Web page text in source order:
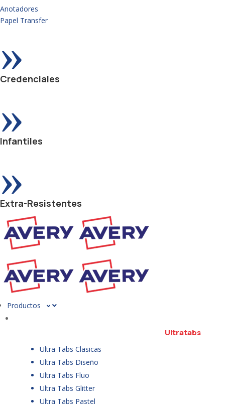
Anotadores
Papel Transfer
»
Credenciales
»
Infantiles
»
Extra-Resistentes
Productos
Ultratabs
Ultra Tabs Clasicas
Ultra Tabs Diseño
Ultra Tabs Fluo
Ultra Tabs Glitter
Ultra Tabs Pastel